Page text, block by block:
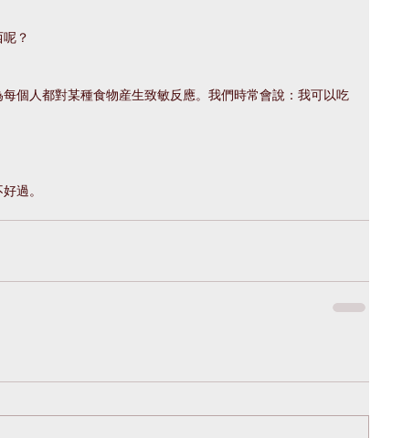
？
個人都對某種食物産生致敏反應。我們時常會說：我可以吃
過。